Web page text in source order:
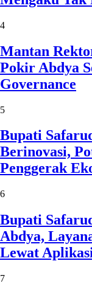
4
Mantan
Pokir Abdya
Governance
5
Bupati
Berinovasi,
Penggerak
6
Bupati
Abdya,
Lewat
7